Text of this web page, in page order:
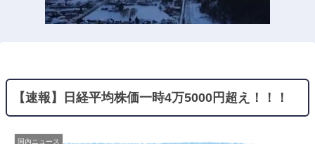
【速報】日経平均株価一時4万5000円超え！！！
国内ニュース